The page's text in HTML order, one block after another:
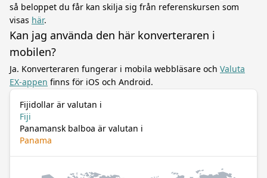
så beloppet du får kan skilja sig från referenskursen som
visas här.
Kan jag använda den här konverteraren i
mobilen?
Ja. Konverteraren fungerar i mobila webbläsare och Valuta
EX-appen finns för iOS och Android.
Fijidollar är valutan i
Fiji
Panamansk balboa är valutan i
Panama